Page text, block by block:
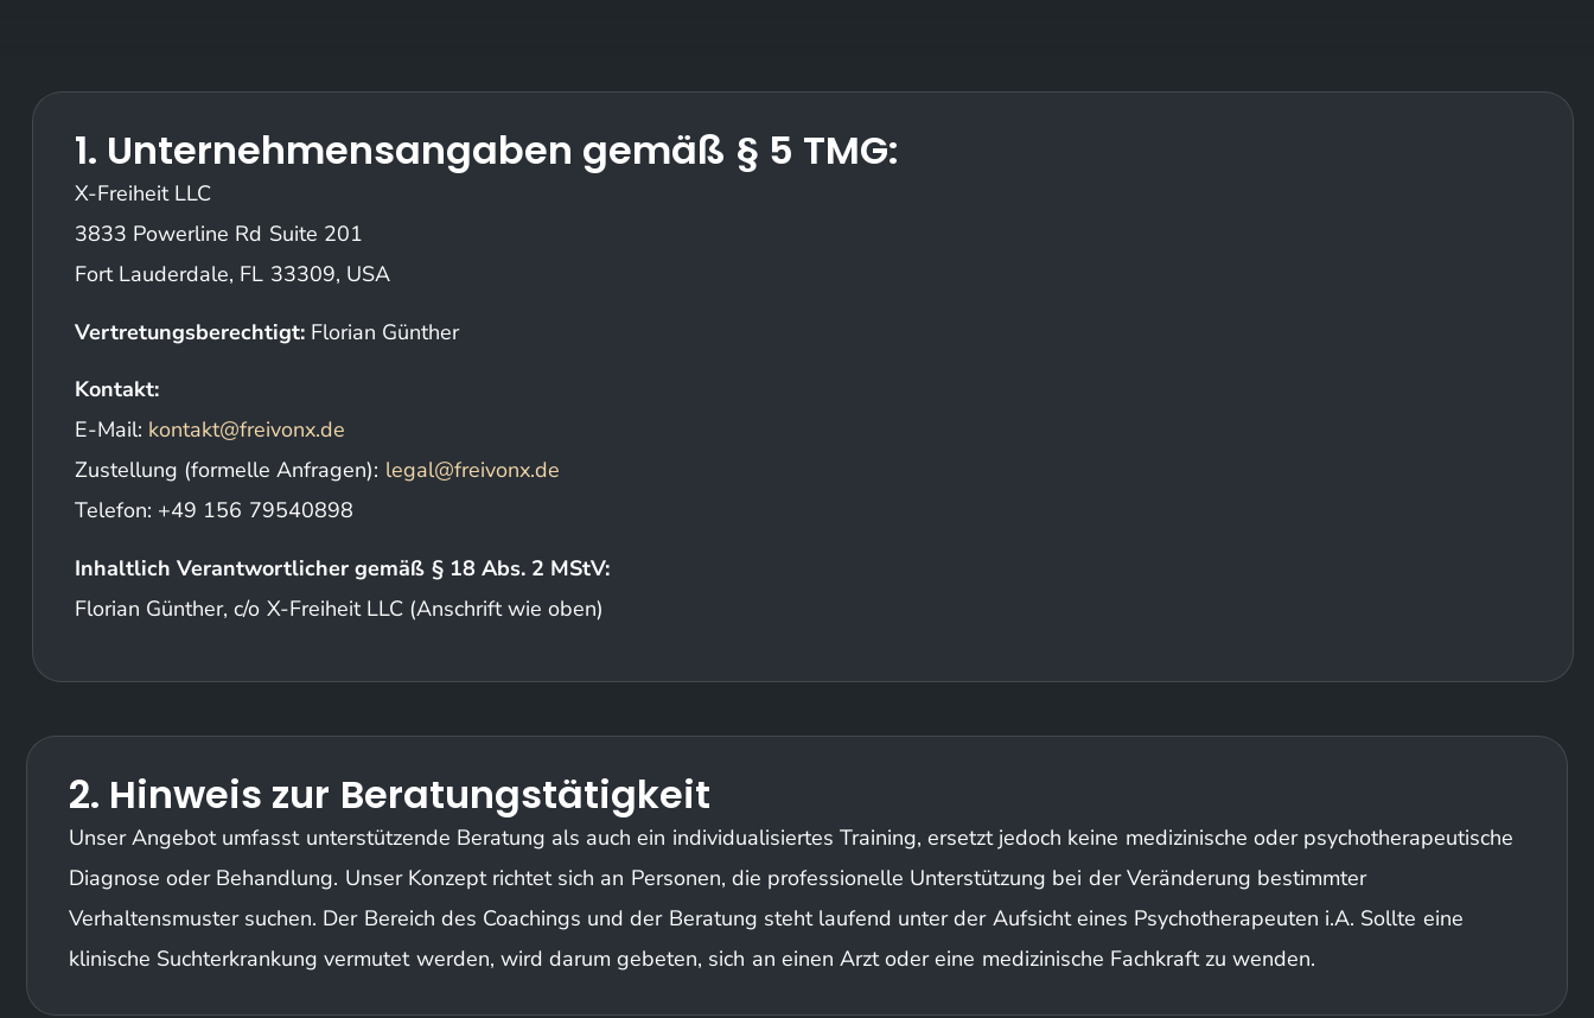
1. Unternehmensangaben gemäß § 5 TMG:
X-Freiheit LLC
3833 Powerline Rd Suite 201
Fort Lauderdale, FL 33309, USA
Vertretungsberechtigt: Florian Günther
Kontakt:
E-Mail: kontakt@freivonx.de
Zustellung (formelle Anfragen): legal@freivonx.de
Telefon: +49 156 79540898
Inhaltlich Verantwortlicher gemäß § 18 Abs. 2 MStV:
Florian Günther, c/o X-Freiheit LLC (Anschrift wie oben)
2. Hinweis zur Beratungstätigkeit
Unser Angebot umfasst unterstützende Beratung als auch ein individualisiertes Training, ersetzt jedoch keine medizinische oder psychotherapeutische
Diagnose oder Behandlung. Unser Konzept richtet sich an Personen, die professionelle Unterstützung bei der Veränderung bestimmter
Verhaltensmuster suchen. Der Bereich des Coachings und der Beratung steht laufend unter der Aufsicht eines Psychotherapeuten i.A. Sollte eine
klinische Suchterkrankung vermutet werden, wird darum gebeten, sich an einen Arzt oder eine medizinische Fachkraft zu wenden.